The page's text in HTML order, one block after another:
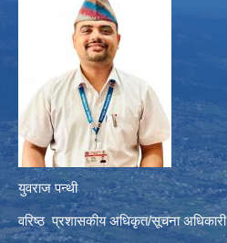
युवराज पन्थी
वरिष्ठ प्रशासकीय अधिकृत/सूचना अधिकारी